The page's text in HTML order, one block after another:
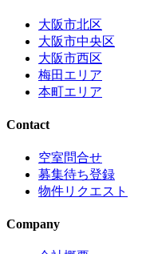
大阪市北区
大阪市中央区
大阪市西区
梅田エリア
本町エリア
Contact
空室問合せ
募集待ち登録
物件リクエスト
Company